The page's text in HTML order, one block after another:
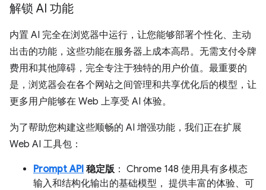
解锁 AI 功能
内置 AI 完全在浏览器中运行，让您能够部署个性化、主动
出击的功能，这些功能在服务器上成本高昂。无需支付令牌
费用和其他障碍，完全专注于独特的用户价值。最重要的
是，浏览器会在各个网站之间管理和共享优化后的模型，让
更多用户能够在 Web 上享受 AI 体验。
为了帮助您构建这些顺畅的 AI 增强功能，我们正在扩展
Web AI 工具包：
Prompt API 稳定版 ： Chrome 148 使用具有多模态
输入和结构化输出的基础模型， 提供丰富的体验、可